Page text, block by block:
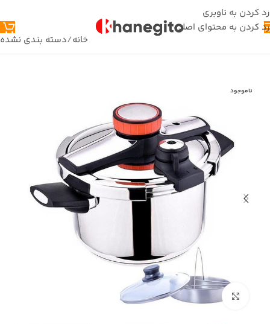
رد کردن به ناوبری
رد کردن به محتوای اصلی
خانه/دسته بندی نشده
ناموجود
بزرگنمایی تصویر